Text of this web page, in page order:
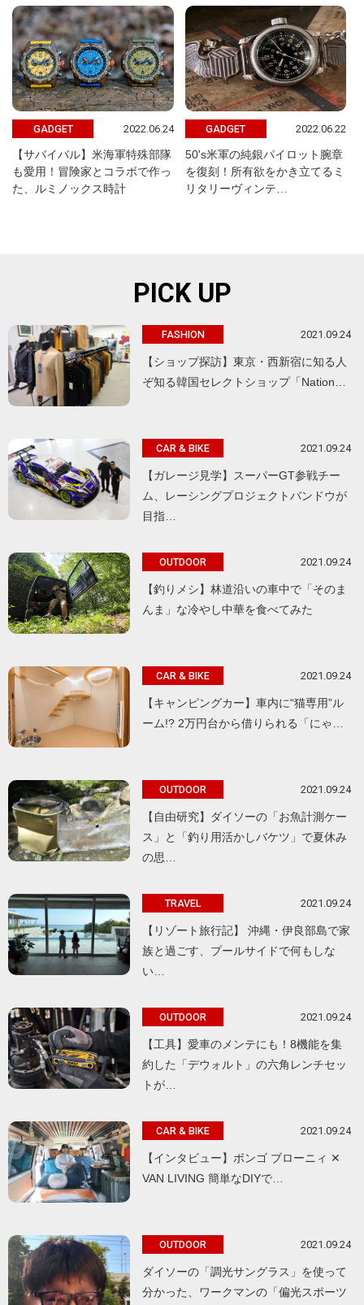
GADGET 2022.06.24
【サバイバル】米海軍特殊部隊
も愛用！冒険家とコラボで作っ
た、ルミノックス時計
GADGET 2022.06.22
50's米軍の純銀パイロット腕章
を復刻！所有欲をかき立てるミ
リタリーヴィンテ…
PICK UP
FASHION 2021.09.24
【ショップ探訪】東京・西新宿に知る人
ぞ知る韓国セレクトショップ「Nation…
CAR & BIKE 2021.09.24
【ガレージ見学】スーパーGT参戦チー
ム、レーシングプロジェクトバンドウが
目指…
OUTDOOR 2021.09.24
【釣りメシ】林道沿いの車中で「そのま
んま」な冷やし中華を食べてみた
CAR & BIKE 2021.09.24
【キャンピングカー】車内に“猫専用”ル
ーム!? 2万円台から借りられる「にゃ…
OUTDOOR 2021.09.24
【自由研究】ダイソーの「お魚計測ケー
ス」と「釣り用活かしバケツ」で夏休み
の思…
TRAVEL 2021.09.24
【リゾート旅行記】 沖縄・伊良部島で家
族と過ごす、プールサイドで何もしな
い…
OUTDOOR 2021.09.24
【工具】愛車のメンテにも！8機能を集
約した「デウォルト」の六角レンチセッ
トが…
CAR & BIKE 2021.09.24
【インタビュー】ボンゴ ブローニィ ✕
VAN LIVING 簡単なDIYで…
OUTDOOR 2021.09.24
ダイソーの「調光サングラス」を使って
分かった、ワークマンの「偏光スポーツ